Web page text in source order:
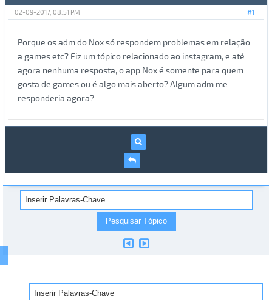
#1
02-09-2017, 08:51 PM
Porque os adm do Nox só respondem problemas em relação
a games etc? Fiz um tópico relacionado ao instagram, e até
agora nenhuma resposta, o app Nox é somente para quem
gosta de games ou é algo mais aberto? Algum adm me
responderia agora?